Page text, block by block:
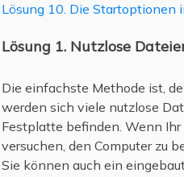
Lösung 10. Die Startoptionen
Lösung 1. Nutzlose
Die einfachste Methode ist,
werden sich viele nutzlose
Festplatte befinden. Wenn
versuchen, den Computer zu
Sie können auch ein